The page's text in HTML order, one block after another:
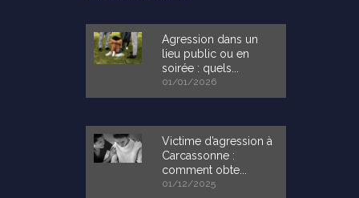
Agression dans un
lieu public ou en
soirée : quels...
01/01/2026
Victime d’agression à
Carcassonne :
comment obte...
01/12/2025